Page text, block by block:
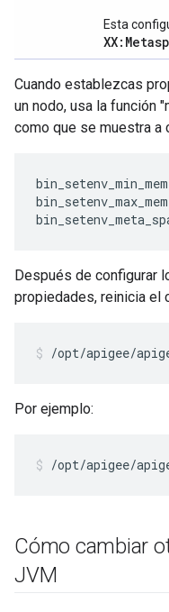
Esta
Cuando establezcas
un nodo, usa la función
como que se muestra a
bin_setenv_min_mem
bin_setenv_max_mem
Después de configurar
propiedades, reinicia el
/opt/apigee/
Por ejemplo:
/opt/apigee/
Cómo cambiar
JVM